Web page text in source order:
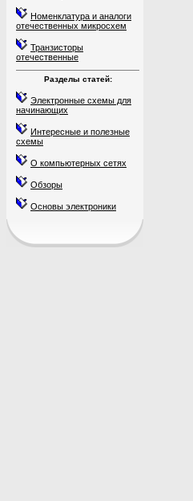
Номенклатура и аналоги
отечественных микросхем
Транзисторы
отечественные
Разделы статей:
Электронные схемы для
начинающих
Интересные и полезные
схемы
О компьютерных сетях
Обзоры
Основы электроники